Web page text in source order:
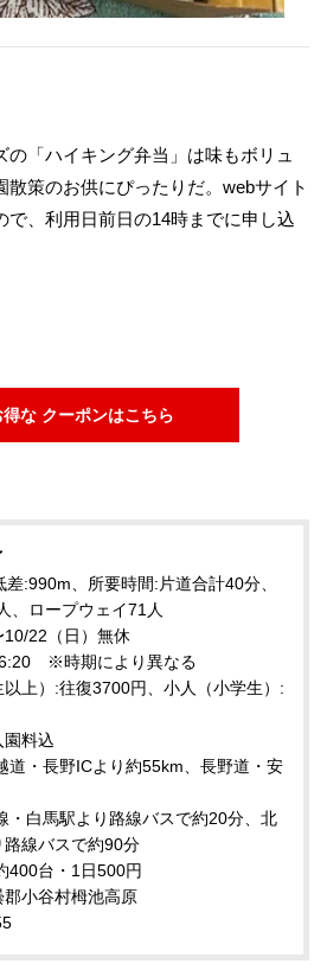
「ハイキング弁当」は味もボリュ
散策のお供にぴったりだ。webサイト
で、利用日前日の14時までに申し込
得な クーポンはこちら
:990m、所要時間:片道合計40分、
、ロープウェイ71人
22（日）無休
※時期により異なる
上）:往復3700円、小人（小学生）:
料込
・長野ICより約55km、長野道・安
駅より路線バスで約20分、北
線バスで約90分
400台・1日500円
小谷村栂池高原